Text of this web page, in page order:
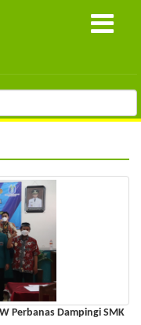
Perbanas Dampingi SMK